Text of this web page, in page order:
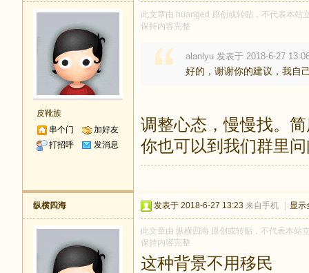
皮靴族
串个门
加好友
打招呼
发消息
此文章由 huanged 原创或转贴，不代表本站
保持内容完整
alanlyu 发表于 2018-6-27
好的，谢谢你的建议，我自
调整心态，慢慢找。
你也可以到我们群里
纵横四海 发表于 2018-6-27 13:23 来自手机 显示
此文章由 纵横四海 原创或转贴，不代表本站
保持内容完整
这种背景不用移民